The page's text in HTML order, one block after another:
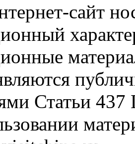
сайт
Статьи 437